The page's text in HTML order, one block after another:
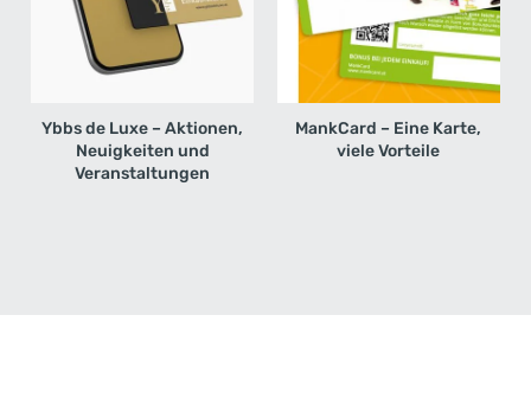
Ybbs de Luxe – Aktionen,
Neuigkeiten und
Veranstaltungen
MankCard – Eine Karte,
viele Vorteile